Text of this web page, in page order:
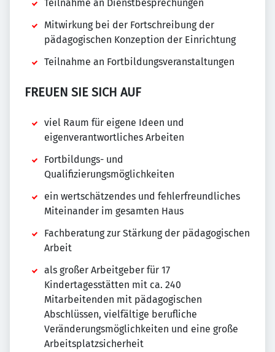
Teilnahme an Dienstbesprechungen
Mitwirkung bei der Fortschreibung der
pädagogischen Konzeption der Einrichtung
Teilnahme an Fortbildungsveranstaltungen
FREUEN SIE SICH AUF
viel Raum für eigene Ideen und
eigenverantwortliches Arbeiten
Fortbildungs- und
Qualifizierungsmöglichkeiten
ein wertschätzendes und fehlerfreundliches
Miteinander im gesamten Haus
Fachberatung zur Stärkung der pädagogischen
Arbeit
als großer Arbeitgeber für 17
Kindertagesstätten mit ca. 240
Mitarbeitenden mit pädagogischen
Abschlüssen, vielfältige berufliche
Veränderungsmöglichkeiten und eine große
Arbeitsplatzsicherheit